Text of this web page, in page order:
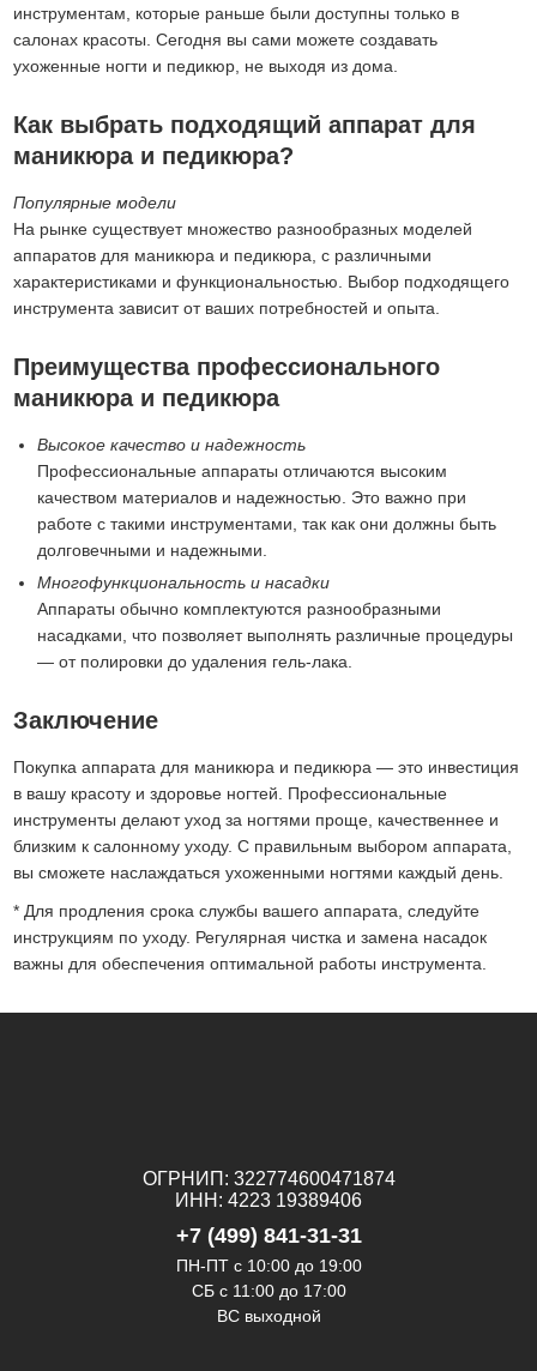
инструментам, которые раньше были доступны только в
салонах красоты. Сегодня вы сами можете создавать
ухоженные ногти и педикюр, не выходя из дома.
Как выбрать подходящий аппарат для
маникюра и педикюра?
Популярные модели
На рынке существует множество разнообразных моделей
аппаратов для маникюра и педикюра, с различными
характеристиками и функциональностью. Выбор подходящего
инструмента зависит от ваших потребностей и опыта.
Преимущества профессионального
маникюра и педикюра
Высокое качество и надежность
Профессиональные аппараты отличаются высоким
качеством материалов и надежностью. Это важно при
работе с такими инструментами, так как они должны быть
долговечными и надежными.
Многофункциональность и насадки
Аппараты обычно комплектуются разнообразными
насадками, что позволяет выполнять различные процедуры
— от полировки до удаления гель-лака.
Заключение
Покупка аппарата для маникюра и педикюра — это инвестиция
в вашу красоту и здоровье ногтей. Профессиональные
инструменты делают уход за ногтями проще, качественнее и
близким к салонному уходу. С правильным выбором аппарата,
вы сможете наслаждаться ухоженными ногтями каждый день.
* Для продления срока службы вашего аппарата, следуйте
инструкциям по уходу. Регулярная чистка и замена насадок
важны для обеспечения оптимальной работы инструмента.
ОГРНИП: 322774600471874
ИНН: 4223 19389406
+7 (499) 841-31-31
ПН-ПТ с 10:00 до 19:00
СБ c 11:00 до 17:00
ВС выходной